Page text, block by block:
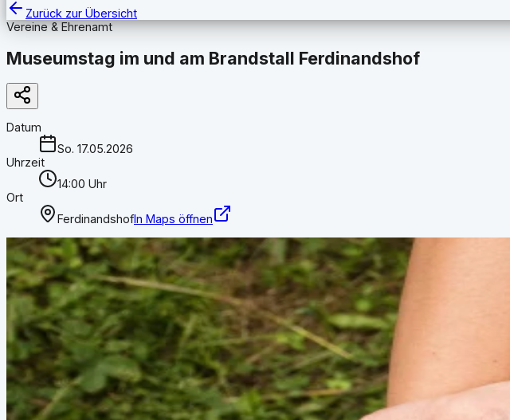
Zurück zur Übersicht
Vereine & Ehrenamt
Museumstag im und am Brandstall Ferdinandshof
Datum
So. 17.05.2026
Uhrzeit
14:00 Uhr
Ort
FerdinandshofIn Maps öffnen